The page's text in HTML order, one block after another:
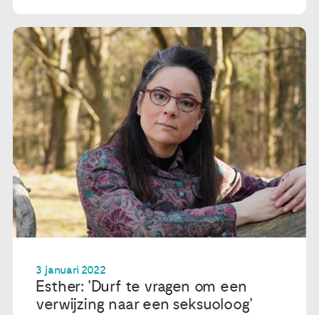
3 januari 2022
Esther: 'Durf te vragen om een
verwijzing naar een seksuoloog'